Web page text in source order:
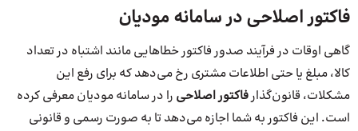
فاکتور اصلاحی در سامانه مودیان
گاهی اوقات در فرآیند صدور فاکتور خطاهایی مانند اشتباه در تعداد
کالا، مبلغ یا حتی اطلاعات مشتری رخ می‌دهد که برای رفع این
مشکلات، قانون‌گذارفاکتور اصلاحی را در سامانه مودیان معرفی کرده
است. این فاکتور به شما اجازه می‌دهد تا به صورت رسمی و قانونی